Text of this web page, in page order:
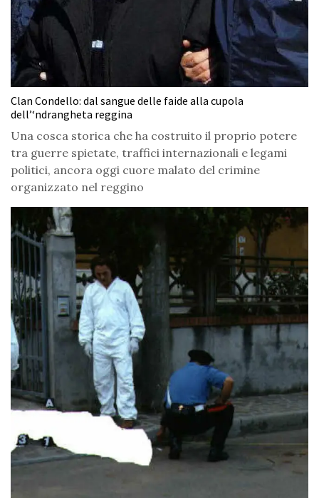
Clan Condello: dal sangue delle faide alla cupola
dell’‘ndrangheta reggina
Una cosca storica che ha costruito il proprio potere
tra guerre spietate, traffici internazionali e legami
politici, ancora oggi cuore malato del crimine
organizzato nel reggino